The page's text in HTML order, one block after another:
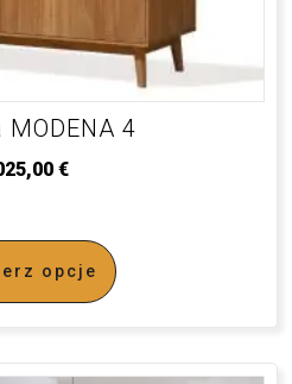
4
€
opcje